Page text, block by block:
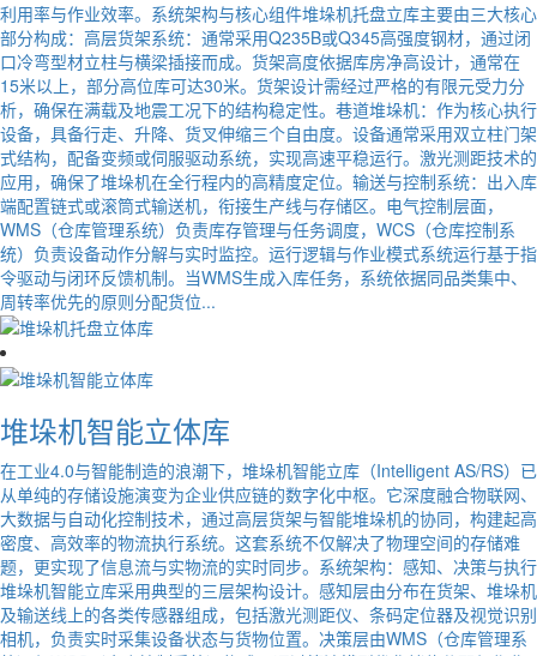
利用率与作业效率。系统架构与核心组件堆垛机托盘立库主要由三大核心
部分构成：高层货架系统：通常采用Q235B或Q345高强度钢材，通过闭
口冷弯型材立柱与横梁插接而成。货架高度依据库房净高设计，通常在
15米以上，部分高位库可达30米。货架设计需经过严格的有限元受力分
析，确保在满载及地震工况下的结构稳定性。巷道堆垛机：作为核心执行
设备，具备行走、升降、货叉伸缩三个自由度。设备通常采用双立柱门架
式结构，配备变频或伺服驱动系统，实现高速平稳运行。激光测距技术的
应用，确保了堆垛机在全行程内的高精度定位。输送与控制系统：出入库
端配置链式或滚筒式输送机，衔接生产线与存储区。电气控制层面，
WMS（仓库管理系统）负责库存管理与任务调度，WCS（仓库控制系
统）负责设备动作分解与实时监控。运行逻辑与作业模式系统运行基于指
令驱动与闭环反馈机制。当WMS生成入库任务，系统依据同品类集中、
周转率优先的原则分配货位...
堆垛机智能立体库
在工业4.0与智能制造的浪潮下，堆垛机智能立库（Intelligent AS/RS）已
从单纯的存储设施演变为企业供应链的数字化中枢。它深度融合物联网、
大数据与自动化控制技术，通过高层货架与智能堆垛机的协同，构建起高
密度、高效率的物流执行系统。这套系统不仅解决了物理空间的存储难
题，更实现了信息流与实物流的实时同步。系统架构：感知、决策与执行
堆垛机智能立库采用典型的三层架构设计。感知层由分布在货架、堆垛机
及输送线上的各类传感器组成，包括激光测距仪、条码定位器及视觉识别
相机，负责实时采集设备状态与货物位置。决策层由WMS（仓库管理系